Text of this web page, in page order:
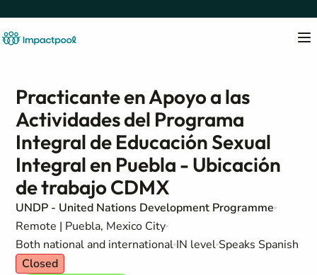
Practicante en Apoyo a las
Actividades del Programa
Integral de Educación Sexual
Integral en Puebla - Ubicación
de trabajo CDMX
UNDP - United Nations Development Programme
Remote | Puebla, Mexico City
Both national and international IN level Speaks Spanish
Closed